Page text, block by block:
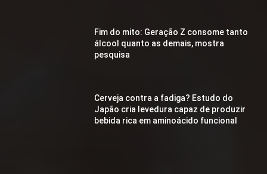
Fim do mito: Geração Z consome tanto
álcool quanto as demais, mostra
pesquisa
Cerveja contra a fadiga? Estudo do
Japão cria levedura capaz de produzir
bebida rica em aminoácido funcional